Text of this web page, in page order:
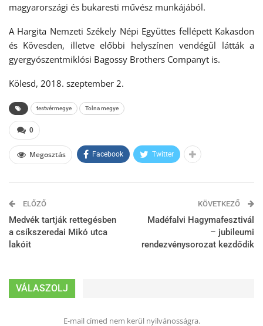
magyarországi és bukaresti művész munkájából.
A Hargita Nemzeti Székely Népi Együttes fellépett Kakasdon
és Kövesden, illetve előbbi helyszínen vendégül látták a
gyergyószentmiklósi Bagossy Brothers Companyt is.
Kölesd, 2018. szeptember 2.
testvérmegye Tolna megye
0
Megosztás Facebook Twitter
ELŐZŐ
Medvék tartják rettegésben
a csíkszeredai Mikó utca
lakóit
KÖVETKEZŐ
Madéfalvi Hagymafesztivál
– jubileumi
rendezvénysorozat kezdődik
VÁLASZOLJ
E-mail címed nem kerül nyilvánosságra.